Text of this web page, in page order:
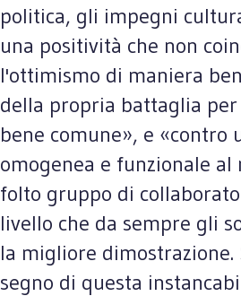
politica, gli impegni
una positività che non
l'ottimismo di maniera
della propria battaglia
bene comune», e «contro
omogenea e funzionale al
folto gruppo di
livello che da sempre gli
la migliore dimostrazione.
segno di questa